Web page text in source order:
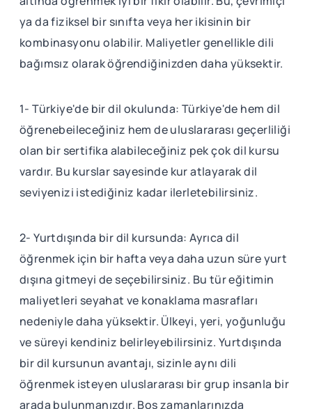
ya da fiziksel bir sınıfta veya her ikisinin bir
kombinasyonu olabilir. Maliyetler genellikle dili
bağımsız olarak öğrendiğinizden daha yüksektir.
1- Türkiye'de bir dil okulunda: Türkiye'de hem dil
öğrenebeileceğiniz hem de uluslararası geçerliliği
olan bir sertifika alabileceğiniz pek çok dil kursu
vardır. Bu kurslar sayesinde kur atlayarak dil
seviyenizi istediğiniz kadar ilerletebilirsiniz.
2- Yurtdışında bir dil kursunda: Ayrıca dil
öğrenmek için bir hafta veya daha uzun süre yurt
dışına gitmeyi de seçebilirsiniz. Bu tür eğitimin
maliyetleri seyahat ve konaklama masrafları
nedeniyle daha yüksektir. Ülkeyi, yeri, yoğunluğu
ve süreyi kendiniz belirleyebilirsiniz. Yurtdışında
bir dil kursunun avantajı, sizinle aynı dili
öğrenmek isteyen uluslararası bir grup insanla bir
arada bulunmanızdır. Boş zamanlarınızda